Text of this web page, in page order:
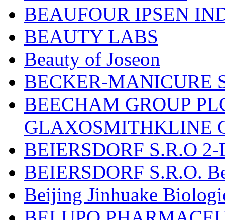
BEAUFOUR IPSEN
BEAUTY LABS
Beauty of Joseon
BECKER-MANICURE
BEECHAM GROUP
GLAXOSMITHKLINE
BEIERSDORF S.R.O
BEIERSDORF S.R.O.
Beijing Jinhuake